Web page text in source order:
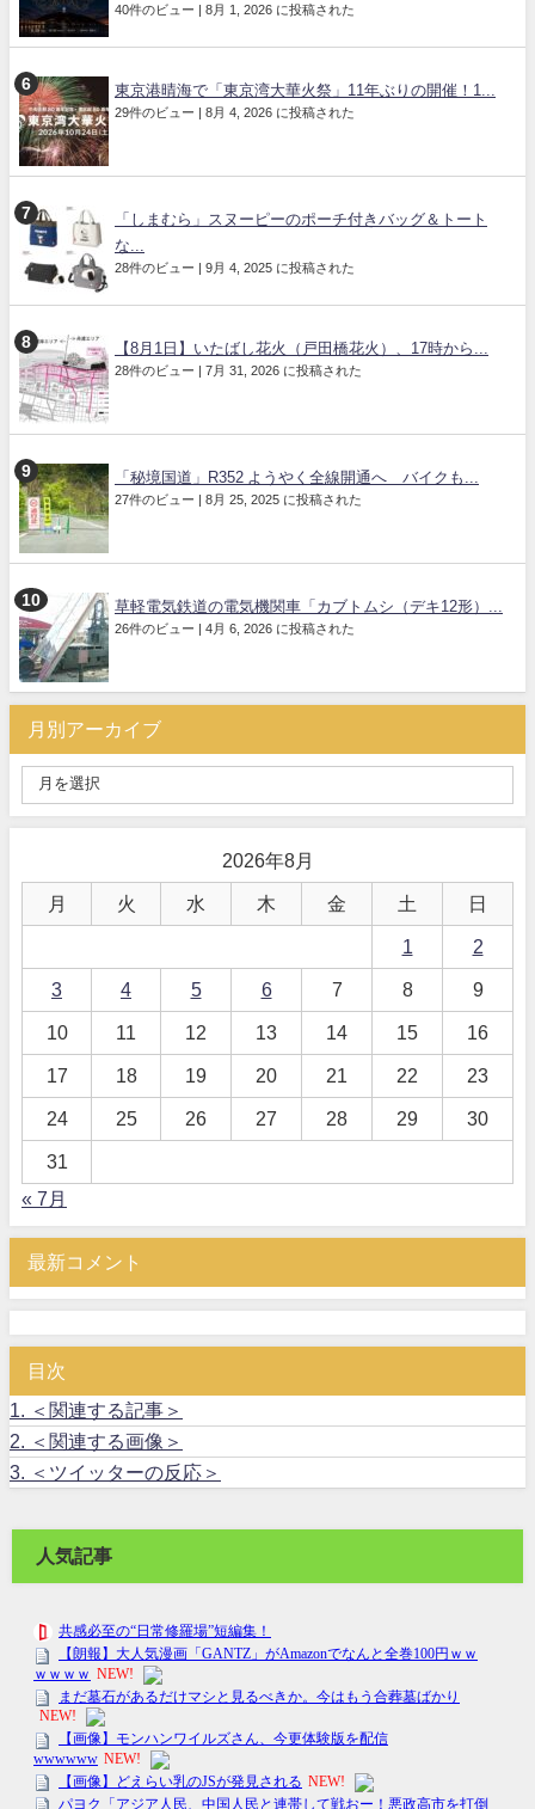
40件のビュー | 8月 1, 2026 に投稿された
東京港晴海で「東京湾大華火祭」11年ぶりの開催！1...
29件のビュー | 8月 4, 2026 に投稿された
「しまむら」スヌーピーのポーチ付きバッグ＆トート
な...
28件のビュー | 9月 4, 2025 に投稿された
【8月1日】いたばし花火（戸田橋花火）、17時から...
28件のビュー | 7月 31, 2026 に投稿された
「秘境国道」R352 ようやく全線開通へ バイクも...
27件のビュー | 8月 25, 2025 に投稿された
草軽電気鉄道の電気機関車「カブトムシ（デキ12形）...
26件のビュー | 4月 6, 2026 に投稿された
月別アーカイブ
2026年8月
月 火 水 木 金 土 日
1 2
3 4 5 6 7 8 9
10 11 12 13 14 15 16
17 18 19 20 21 22 23
24 25 26 27 28 29 30
31
« 7月
最新コメント
目次
1.
＜関連する記事＞
2.
＜関連する画像＞
3.
＜ツイッターの反応＞
人気記事